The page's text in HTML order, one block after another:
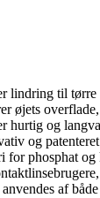
lindring til tørre
øjets
hurtig og
og
phosphat og
af